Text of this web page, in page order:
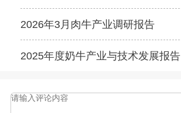
2026年3月肉牛产业调研报告
2025年度奶牛产业与技术发展报告